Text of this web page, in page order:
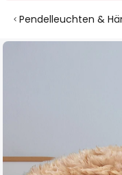
Pendelleuchten &
Zum